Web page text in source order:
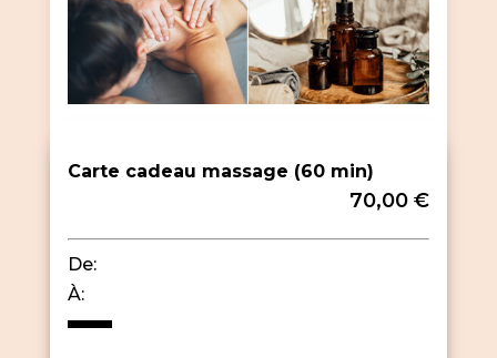
Carte cadeau massage (60 min)
70,00 €
De:
À: